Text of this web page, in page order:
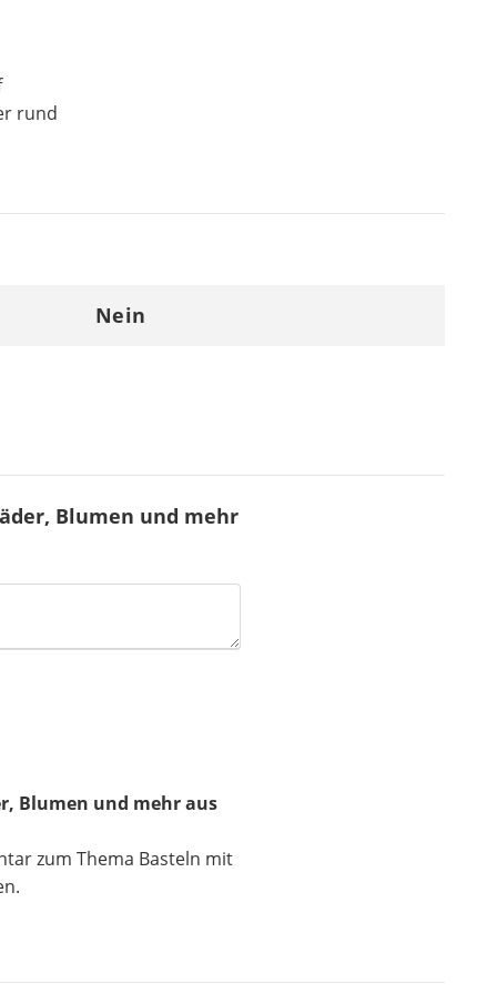
rund
Nein
Blumen und mehr
Blumen und mehr aus
zum Thema Basteln mit